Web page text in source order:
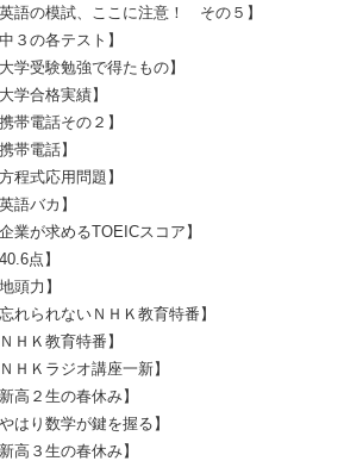
語の模試、ここに注意！ その５】
の各テスト】
受験勉強で得たもの】
学合格実績】
電話その２】
帯電話】
式応用問題】
語バカ】
が求めるTOEICスコア】
点】
頭力】
られないＮＨＫ教育特番】
Ｋ教育特番】
Ｋラジオ講座一新】
２生の春休み】
り数学が鍵を握る】
３生の春休み】